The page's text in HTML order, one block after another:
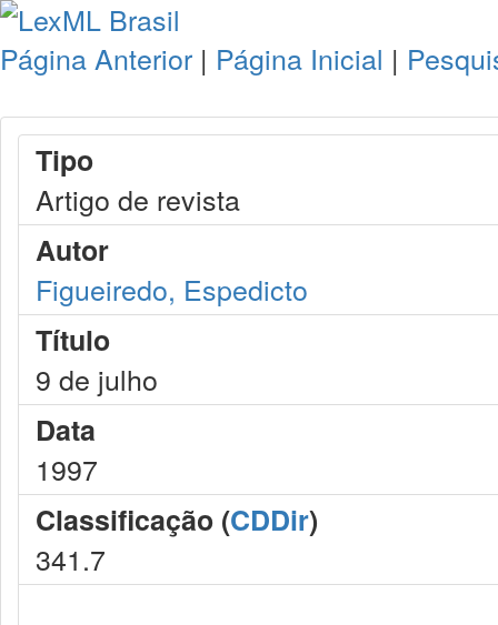
Página Anterior | Página Inicial |
Tipo
Artigo de revista
Autor
Figueiredo, Espedicto
Título
9 de julho
Data
1997
Classificação (CDDir)
341.7